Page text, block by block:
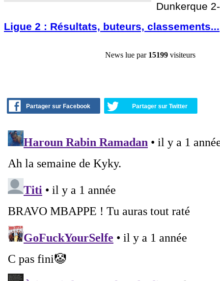
Dunkerque
Ligue 2 : Résultats, buteurs, classements...
News lue par 15199 visiteurs
Partager sur Facebook Partager sur Twitter